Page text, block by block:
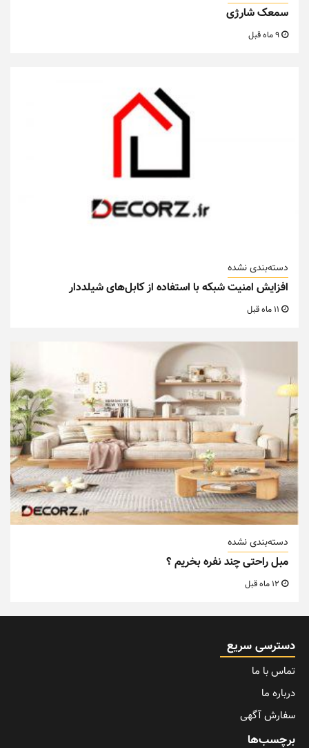
سمعک شارژی
دسته‌بندی نشده
افزایش امنیت شبکه با استفاده از کابل‌های شیلددار
دسته‌بندی نشده
مبل راحتی چند نفره بخریم ؟
دسترسی سریع
تماس با ما
درباره ما
سفارش آگهی
برچسب‌ها